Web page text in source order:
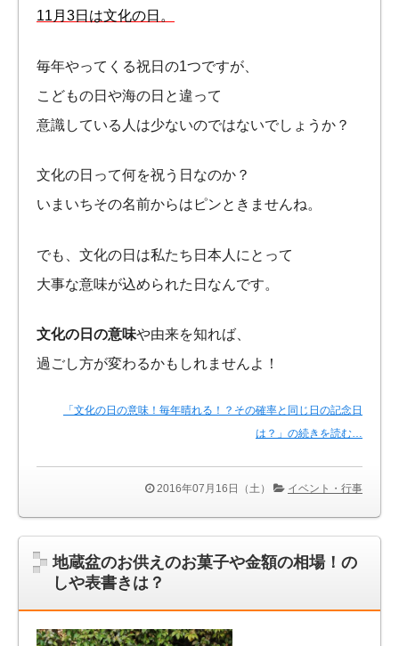
11月3日は文化の日。
毎年やってくる祝日の1つですが、
こどもの日や海の日と違って
意識している人は少ないのではないでしょうか？
文化の日って何を祝う日なのか？
いまいちその名前からはピンときませんね。
でも、文化の日は私たち日本人にとって
大事な意味が込められた日なんです。
文化の日の意味や由来を知れば、
過ごし方が変わるかもしれませんよ！
「文化の日の意味！毎年晴れる！？その確率と同じ日の記念日
は？」の続きを読む…
2016年07月16日（土） イベント・行事
地蔵盆のお供えのお菓子や金額の相場！の
しや表書きは？